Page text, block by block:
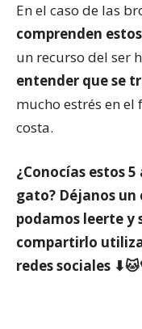
En el caso de las
comprenden
un recurso del ser
entender que se
mucho estrés en
costa.
¿Conocías estos
gato? Déjanos
podamos leerte y
compartirlo
redes sociales